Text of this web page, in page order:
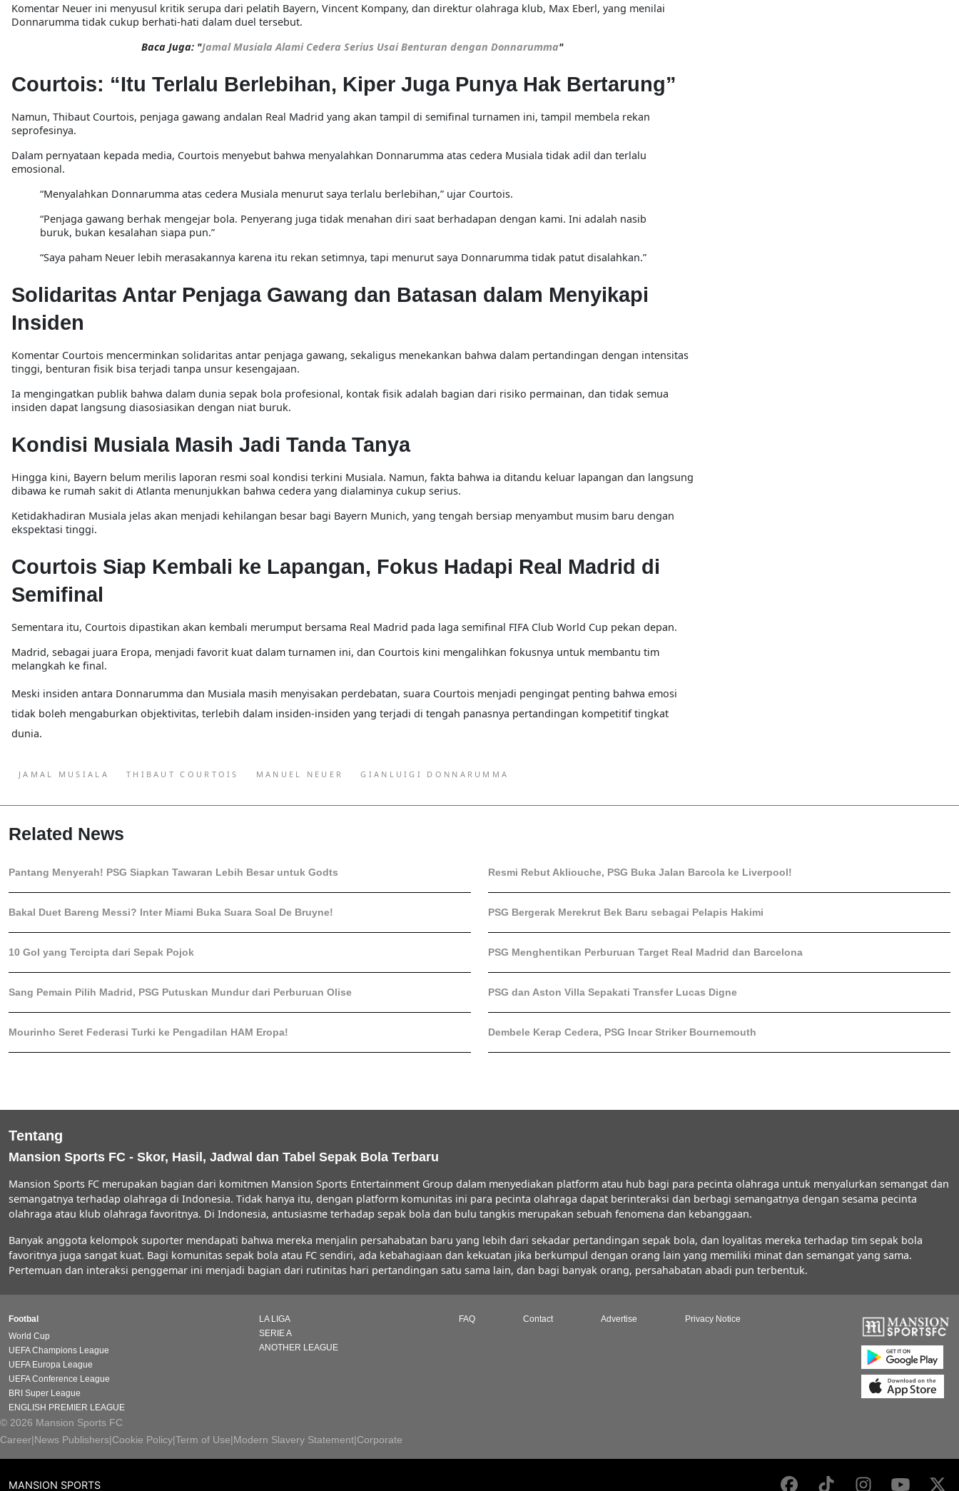
Komentar Neuer ini menyusul kritik serupa dari pelatih Bayern, Vincent Kompany, dan direktur olahraga klub, Max Eberl, yang menilai
Donnarumma tidak cukup berhati-hati dalam duel tersebut.
Baca Juga: "Jamal Musiala Alami Cedera Serius Usai Benturan dengan Donnarumma"
Courtois: “Itu Terlalu Berlebihan, Kiper Juga Punya Hak Bertarung”
Namun, Thibaut Courtois, penjaga gawang andalan Real Madrid yang akan tampil di semifinal turnamen ini, tampil membela rekan
seprofesinya.
Dalam pernyataan kepada media, Courtois menyebut bahwa menyalahkan Donnarumma atas cedera Musiala tidak adil dan terlalu
emosional.
“Menyalahkan Donnarumma atas cedera Musiala menurut saya terlalu berlebihan,” ujar Courtois.
“Penjaga gawang berhak mengejar bola. Penyerang juga tidak menahan diri saat berhadapan dengan kami. Ini adalah nasib
buruk, bukan kesalahan siapa pun.”
“Saya paham Neuer lebih merasakannya karena itu rekan setimnya, tapi menurut saya Donnarumma tidak patut disalahkan.”
Solidaritas Antar Penjaga Gawang dan Batasan dalam Menyikapi
Insiden
Komentar Courtois mencerminkan solidaritas antar penjaga gawang, sekaligus menekankan bahwa dalam pertandingan dengan intensitas
tinggi, benturan fisik bisa terjadi tanpa unsur kesengajaan.
Ia mengingatkan publik bahwa dalam dunia sepak bola profesional, kontak fisik adalah bagian dari risiko permainan, dan tidak semua
insiden dapat langsung diasosiasikan dengan niat buruk.
Kondisi Musiala Masih Jadi Tanda Tanya
Hingga kini, Bayern belum merilis laporan resmi soal kondisi terkini Musiala. Namun, fakta bahwa ia ditandu keluar lapangan dan langsung
dibawa ke rumah sakit di Atlanta menunjukkan bahwa cedera yang dialaminya cukup serius.
Ketidakhadiran Musiala jelas akan menjadi kehilangan besar bagi Bayern Munich, yang tengah bersiap menyambut musim baru dengan
ekspektasi tinggi.
Courtois Siap Kembali ke Lapangan, Fokus Hadapi Real Madrid di
Semifinal
Sementara itu, Courtois dipastikan akan kembali merumput bersama Real Madrid pada laga semifinal FIFA Club World Cup pekan depan.
Madrid, sebagai juara Eropa, menjadi favorit kuat dalam turnamen ini, dan Courtois kini mengalihkan fokusnya untuk membantu tim
melangkah ke final.
Meski insiden antara Donnarumma dan Musiala masih menyisakan perdebatan, suara Courtois menjadi pengingat penting bahwa emosi
tidak boleh mengaburkan objektivitas, terlebih dalam insiden-insiden yang terjadi di tengah panasnya pertandingan kompetitif tingkat
dunia.
JAMAL MUSIALA THIBAUT COURTOIS MANUEL NEUER GIANLUIGI DONNARUMMA
Related News
Pantang Menyerah! PSG Siapkan Tawaran Lebih Besar untuk Godts Resmi Rebut Akliouche, PSG Buka Jalan Barcola ke Liverpool!
Bakal Duet Bareng Messi? Inter Miami Buka Suara Soal De Bruyne! PSG Bergerak Merekrut Bek Baru sebagai Pelapis Hakimi
10 Gol yang Tercipta dari Sepak Pojok PSG Menghentikan Perburuan Target Real Madrid dan Barcelona
Sang Pemain Pilih Madrid, PSG Putuskan Mundur dari Perburuan Olise PSG dan Aston Villa Sepakati Transfer Lucas Digne
Mourinho Seret Federasi Turki ke Pengadilan HAM Eropa! Dembele Kerap Cedera, PSG Incar Striker Bournemouth
Tentang
Mansion Sports FC - Skor, Hasil, Jadwal dan Tabel Sepak Bola Terbaru
Mansion Sports FC merupakan bagian dari komitmen Mansion Sports Entertainment Group dalam menyediakan platform atau hub bagi para pecinta olahraga untuk menyalurkan semangat dan
semangatnya terhadap olahraga di Indonesia. Tidak hanya itu, dengan platform komunitas ini para pecinta olahraga dapat berinteraksi dan berbagi semangatnya dengan sesama pecinta
olahraga atau klub olahraga favoritnya. Di Indonesia, antusiasme terhadap sepak bola dan bulu tangkis merupakan sebuah fenomena dan kebanggaan.
Banyak anggota kelompok suporter mendapati bahwa mereka menjalin persahabatan baru yang lebih dari sekadar pertandingan sepak bola, dan loyalitas mereka terhadap tim sepak bola
favoritnya juga sangat kuat. Bagi komunitas sepak bola atau FC sendiri, ada kebahagiaan dan kekuatan jika berkumpul dengan orang lain yang memiliki minat dan semangat yang sama.
Pertemuan dan interaksi penggemar ini menjadi bagian dari rutinitas hari pertandingan satu sama lain, dan bagi banyak orang, persahabatan abadi pun terbentuk.
Footbal
World Cup
UEFA Champions League
UEFA Europa League
UEFA Conference League
BRI Super League
ENGLISH PREMIER LEAGUE
LA LIGA
SERIE A
ANOTHER LEAGUE
FAQ Contact Advertise Privacy Notice
© 2026 Mansion Sports FC
Career|News Publishers|Cookie Policy|Term of Use|Modern Slavery Statement|Corporate
MANSION SPORTS